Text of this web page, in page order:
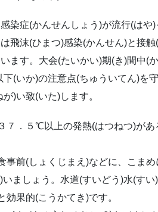
染症(かんせんしょう)が流行(はや)
飛沫(ひまつ)感染(かんせん)と接
ます。大会(たいかい)期(き)間中(
(いか)の注意点(ちゅういてん)を
)い致(いた)します。
７．５℃以上の発熱(はつねつ)が
事前(しょくじまえ)などに、こま
ましょう。水道(すいどう)水(す
効果的(こうかてき)です。